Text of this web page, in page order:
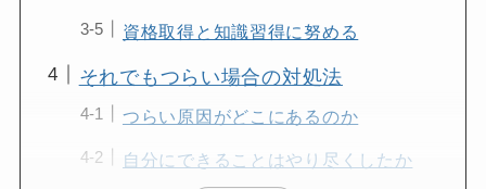
資格取得と知識習得に努める
それでもつらい場合の対処法
つらい原因がどこにあるのか
自分にできることはやり尽くしたか